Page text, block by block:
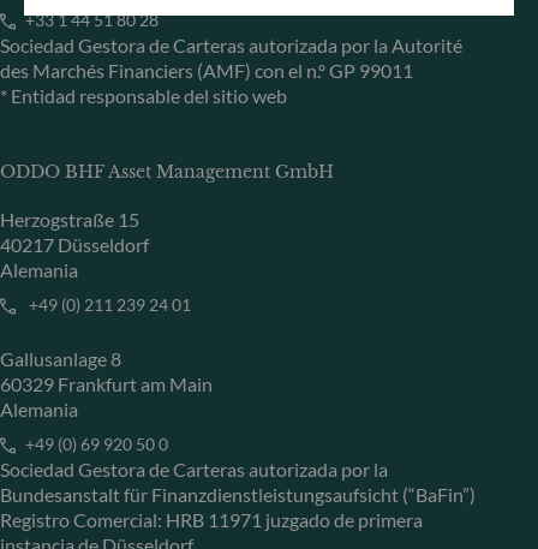
+33 1 44 51 80 28
Sociedad Gestora de Carteras autorizada por la Autorité
des Marchés Financiers (AMF) con el n.º GP 99011
* Entidad responsable del sitio web
ODDO BHF Asset Management GmbH
Herzogstraße 15
40217 Düsseldorf
Alemania
+49 (0) 211 239 24 01
Gallusanlage 8
60329 Frankfurt am Main
Alemania
+49 (0) 69 920 50 0
Sociedad Gestora de Carteras autorizada por la
Bundesanstalt für Finanzdienstleistungsaufsicht (“BaFin”)
Registro Comercial: HRB 11971 juzgado de primera
instancia de Düsseldorf